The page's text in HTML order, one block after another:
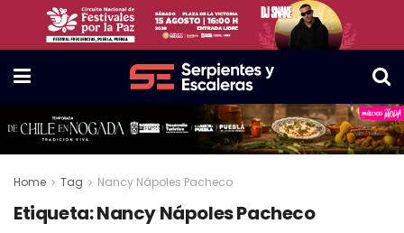
Home Tag Nancy Nápoles Pacheco
Etiqueta:Nancy Nápoles Pacheco